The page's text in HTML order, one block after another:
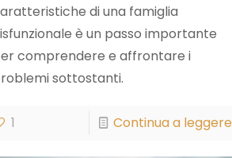
di una famiglia
è un passo importante
comprendere e affrontare i
sottostanti.
1 Continua a leggere